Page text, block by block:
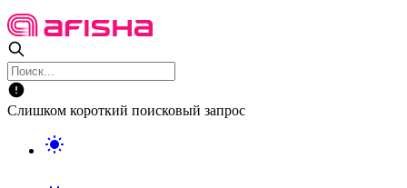
Слишком короткий поисковый запрос